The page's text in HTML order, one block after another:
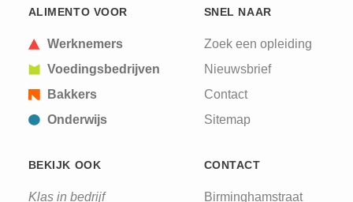
submissions.
ALIMENTO VOOR
Werknemers
Voedingsbedrijven
Bakkers
Onderwijs
SNEL NAAR
Zoek een opleiding
Nieuwsbrief
Contact
Sitemap
BEKIJK OOK
Klas in bedrijf
CONTACT
Birminghamstraat